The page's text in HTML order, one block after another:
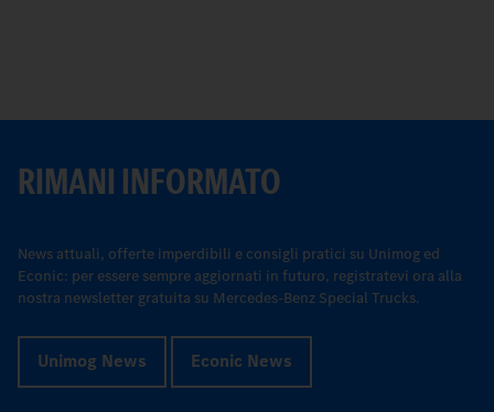
RIMANI INFORMATO
News attuali, offerte imperdibili e consigli pratici su Unimog ed
Econic: per essere sempre aggiornati in futuro, registratevi ora alla
nostra newsletter gratuita su Mercedes-Benz Special Trucks.
Unimog News Econic News